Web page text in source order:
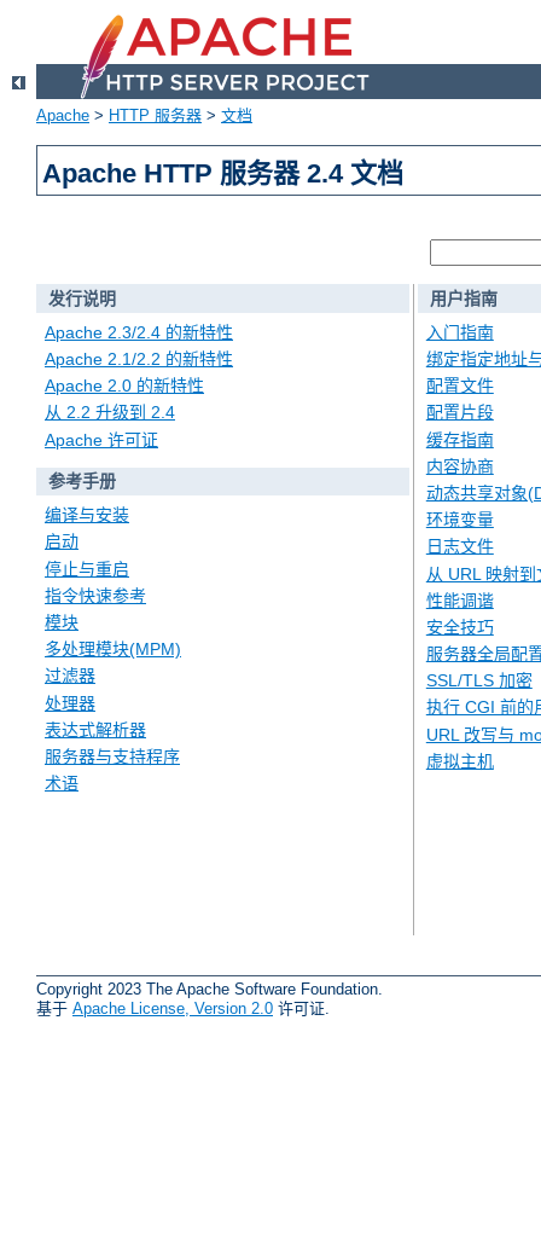
Apache > HTTP 服务器 > 文档
Apache HTTP 服务器 2.4 文档
发行说明
Apache 2.3/2.4 的新特性
Apache 2.1/2.2 的新特性
Apache 2.0 的新特性
从 2.2 升级到 2.4
Apache 许可证
参考手册
编译与安装
启动
停止与重启
指令快速参考
模块
多处理模块(MPM)
过滤器
处理器
表达式解析器
服务器与支持程序
术语
用户指南
入门指南
绑定指定地址
配置文件
配置片段
缓存指南
内容协商
动态共享对象
环境变量
日志文件
从 URL 映射
性能调谐
安全技巧
服务器全局配
SSL/TLS 加密
执行 CGI 前的
URL 改写与
虚拟主机
Copyright 2023 The Apache Software Foundation.
基于 Apache License, Version 2.0 许可证.